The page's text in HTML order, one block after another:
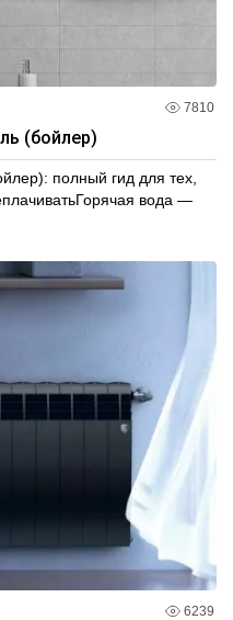
7810
(бойлер)
полный гид для тех,
вода —
6239